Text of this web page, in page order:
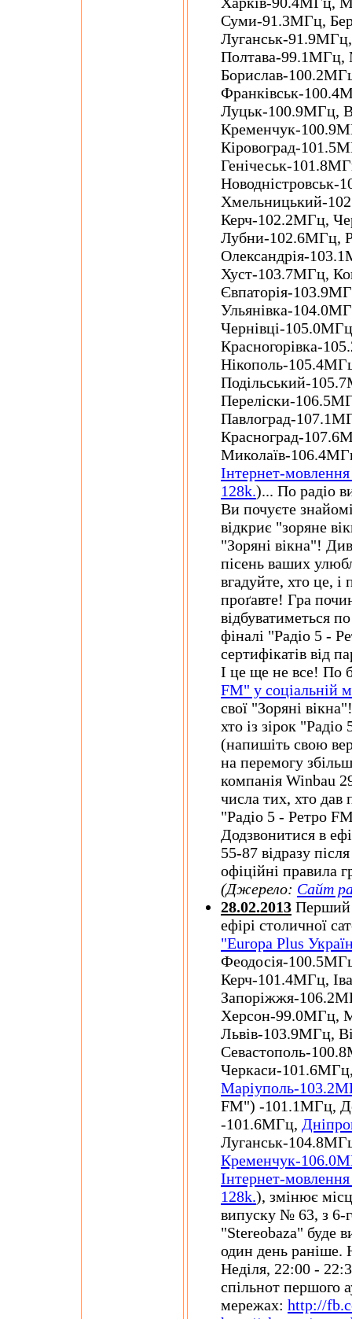
Суми-91.3МГц,
Луганськ-
Полтава-99.1МГц,
Борислав-
Франківськ-
Луцьк-100.9МГц,
Кременчук-
Кіровоград-
Генічеськ-
Новодністровськ-
Хмельницький-
Керч-102.2МГц,
Лубни-102.6МГц,
Олександрія-
Хуст-103.7МГц,
Євпаторія-
Ульянівка-
Чернівці-
Красногорівка-
Нікополь-
Подільський-
Переліски-
Павлоград-
Красноград-
Миколаїв-
Інтернет-
128k.)... По радіо
Ви почуєте
відкриє "зоряне
"Зоряні вікна"!
пісень ваших
вгадуйте, хто це,
проґавте! Гра
відбуватиметься
фіналі "Радіо 5 -
сертифікатів від
І це ще не все! По
FM" у соціальній
свої "Зоряні
хто із зірок
(напишіть свою
на перемогу
компанія Winbau
числа тих, хто дав
"Радіо 5 - Ретро
Додзвонитися в
55-87 відразу
офіційні правила
(Джерело: Сайт
28.02.2013 Перший
ефірі столичної
"Europa Plus
Феодосія-
Керч-101.4МГц,
Запоріжжя-
Херсон-99.0МГц,
Львів-103.9МГц,
Севастополь-
Черкаси-
Маріуполь-
FM") -101.1МГц,
-101.6МГц,
Луганськ-
Кременчук-
Інтернет-
128k.), змінює
випуску № 63, з 6-
"Stereobaza" буде
один день раніше.
Неділя, 22:00 -
спільнот першого
мережах: http://